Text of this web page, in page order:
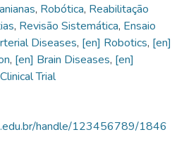
, Robótica, Reabilitação
, Revisão Sistemática, Ensaio
Diseases, [en] Robotics, [en]
, [en] Brain Diseases, [en]
Trial
handle/123456789/1846